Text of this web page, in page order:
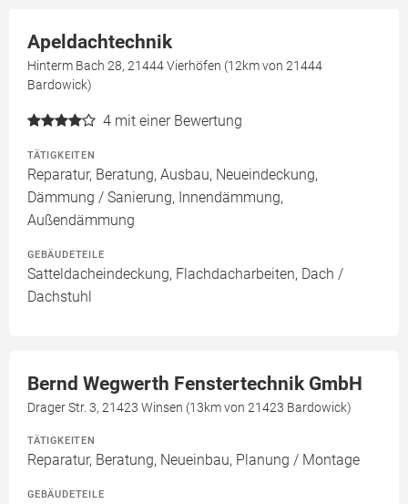
Apeldachtechnik
Hinterm Bach 28, 21444 Vierhöfen (12km von 21444
Bardowick)
4 mit einer Bewertung
TÄTIGKEITEN
Reparatur, Beratung, Ausbau, Neueindeckung,
Dämmung / Sanierung, Innendämmung,
Außendämmung
GEBÄUDETEILE
Satteldacheindeckung, Flachdacharbeiten, Dach /
Dachstuhl
Bernd Wegwerth Fenstertechnik GmbH
Drager Str. 3, 21423 Winsen (13km von 21423 Bardowick)
TÄTIGKEITEN
Reparatur, Beratung, Neueinbau, Planung / Montage
GEBÄUDETEILE